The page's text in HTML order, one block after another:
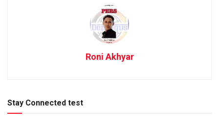
Roni Akhyar
Stay Connected test